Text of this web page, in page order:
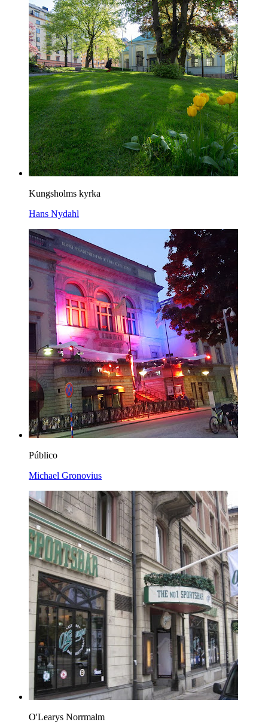
Kungsholms kyrka
Hans Nydahl
Público
Michael Gronovius
O'Learys Norrmalm